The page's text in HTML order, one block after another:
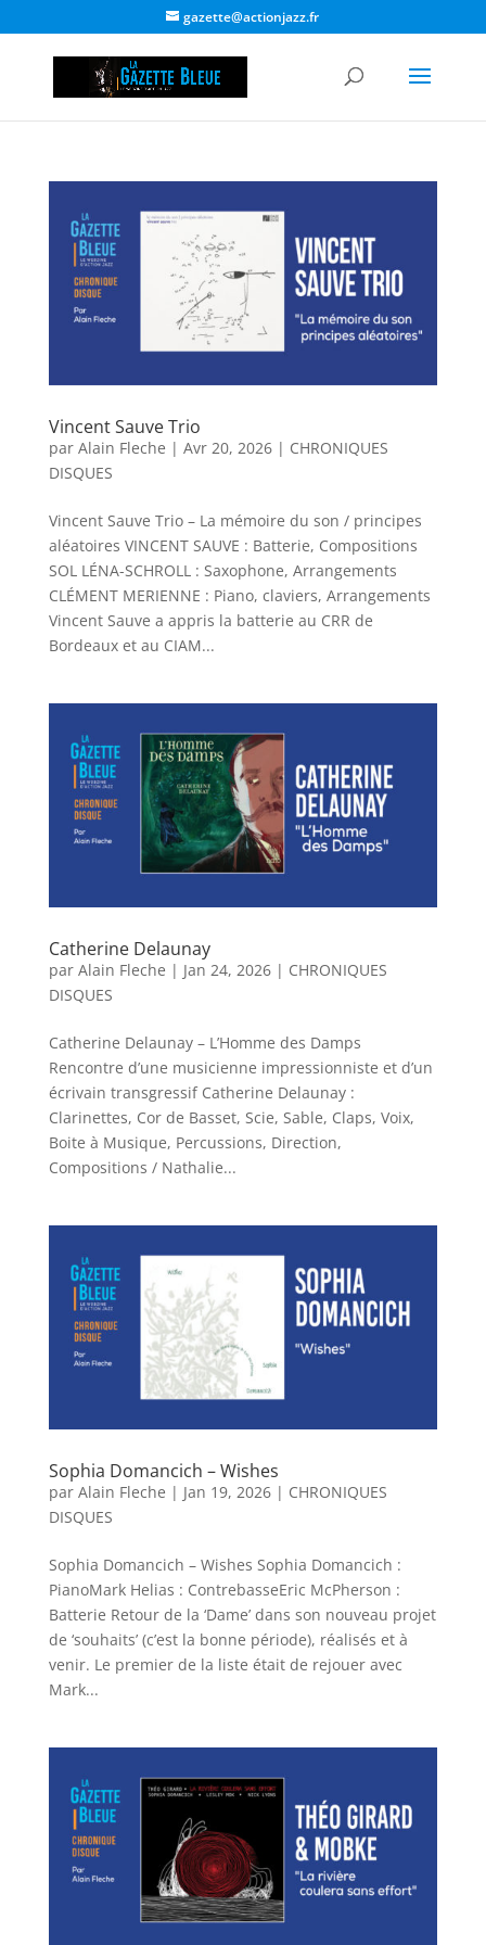
gazette@actionjazz.fr
Vincent Sauve Trio
par Alain Fleche | Avr 20, 2026| CHRONIQUES
DISQUES
Vincent Sauve Trio – La mémoire du son / principes
aléatoires VINCENT SAUVE : Batterie, Compositions
SOL LÉNA-SCHROLL : Saxophone, Arrangements
CLÉMENT MERIENNE : Piano, claviers, Arrangements
Vincent Sauve a appris la batterie au CRR de
Bordeaux et au CIAM...
Catherine Delaunay
par Alain Fleche | Jan 24, 2026| CHRONIQUES
DISQUES
Catherine Delaunay – L’Homme des Damps
Rencontre d’une musicienne impressionniste et d’un
écrivain transgressif Catherine Delaunay :
Clarinettes, Cor de Basset, Scie, Sable, Claps, Voix,
Boite à Musique, Percussions, Direction,
Compositions / Nathalie...
Sophia Domancich – Wishes
par Alain Fleche | Jan 19, 2026| CHRONIQUES
DISQUES
Sophia Domancich – Wishes Sophia Domancich :
PianoMark Helias : ContrebasseEric McPherson :
Batterie Retour de la ‘Dame’ dans son nouveau projet
de ‘souhaits’ (c’est la bonne période), réalisés et à
venir. Le premier de la liste était de rejouer avec
Mark...